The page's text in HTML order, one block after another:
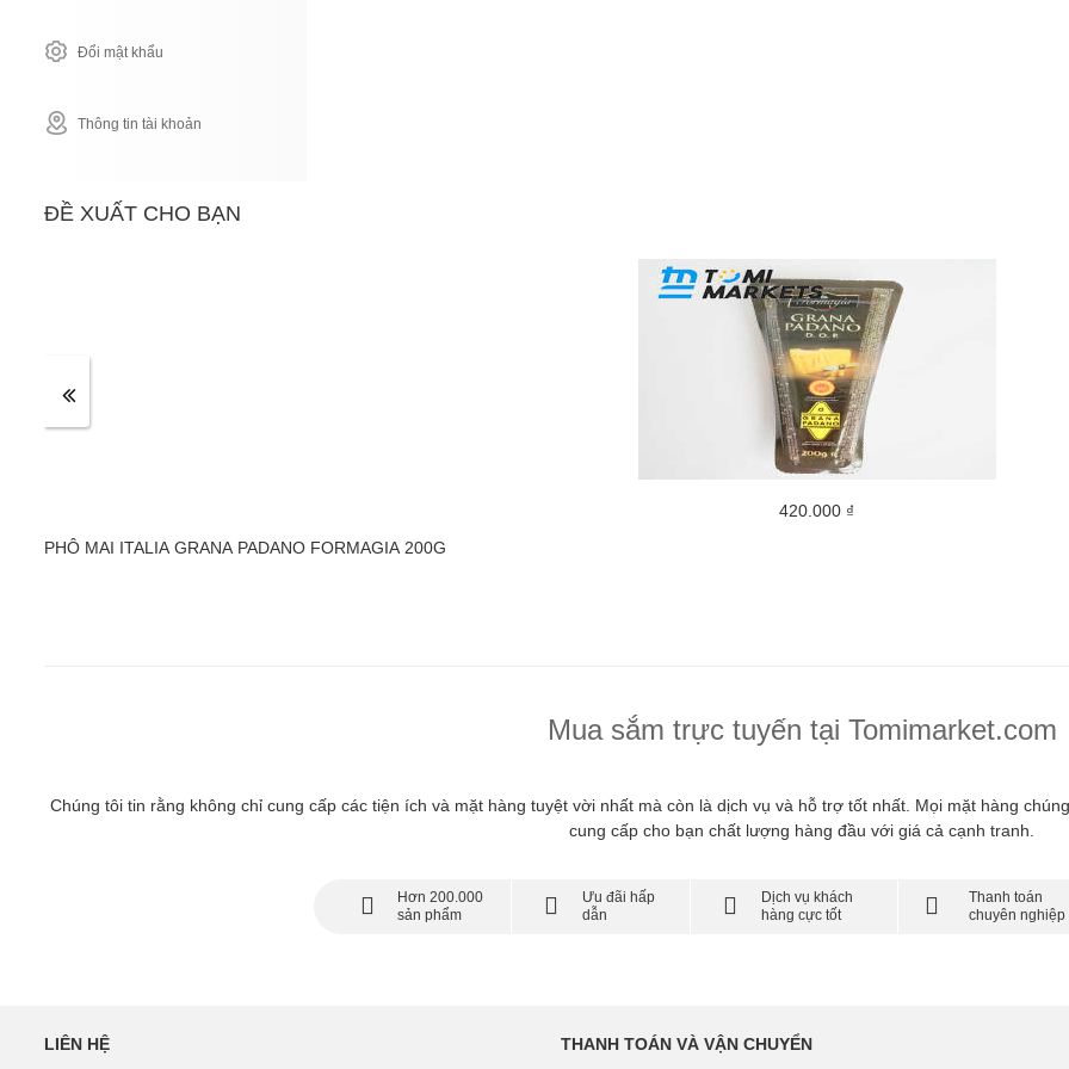
Đổi mật khẩu
Thông tin tài khoản
ĐỀ XUẤT CHO BẠN
420.000 ₫
PHÔ MAI ITALIA GRANA PADANO FORMAGIA 200G
Mua sắm trực tuyến tại Tomimarket.com
Chúng tôi tin rằng không chỉ cung cấp các tiện ích và mặt hàng tuyệt vời nhất mà còn là dịch vụ và hỗ trợ tốt nhất. Mọi mặt hàng
cung cấp cho bạn chất lượng hàng đầu với giá cả cạnh tranh.
Hơn 200.000
sản phẩm
Ưu đãi hấp
dẫn
Dịch vụ khách
hàng cực tốt
Thanh toán
chuyên nghiệp
LIÊN HỆ THANH TOÁN VÀ VẬN CHUYỂN